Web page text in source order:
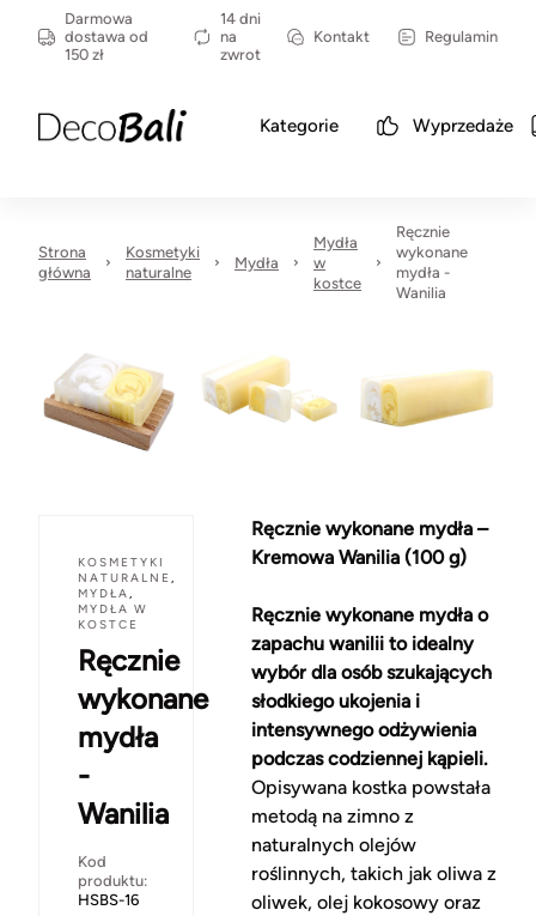
Darmowa
dostawa od
150 zł
14 dni
na
zwrot
Kontakt Regulamin
Kategorie Wyprzedaże
Strona
główna
Kosmetyki
naturalne
Mydła
Mydła
w
kostce
Ręcznie
wykonane
mydła -
Wanilia
KOSMETYKI
NATURALNE ,
MYDŁA,
MYDŁA W
KOSTCE
Ręcznie
wykonane
mydła
-
Wanilia
Kod
produktu:
HSBS-16
Ręcznie wykonane mydła –
Kremowa Wanilia (100 g)
Ręcznie wykonane mydła o
zapachu wanilii to idealny
wybór dla osób szukających
słodkiego ukojenia i
intensywnego odżywienia
podczas codziennej kąpieli.
Opisywana kostka powstała
metodą na zimno z
naturalnych olejów
roślinnych, takich jak oliwa z
oliwek, olej kokosowy oraz